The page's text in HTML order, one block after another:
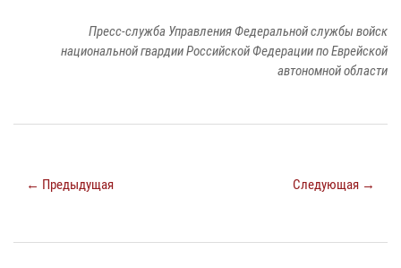
Пресс-служба Управления Федеральной службы войск
национальной гвардии Российской Федерации по Еврейской
автономной области
← Предыдущая Следующая →